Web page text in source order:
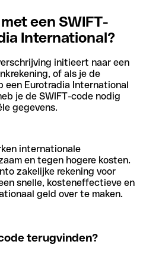
een SWIFT-
International?
initieert naar een
of als je de
een Eurotradia International
je de SWIFT-code nodig
gegevens.
internationale
en tegen hogere kosten.
zakelijke rekening voor
snelle, kosteneffectieve en
geld over te maken.
terugvinden?